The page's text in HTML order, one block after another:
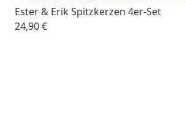
Ester & Erik Spitzkerzen 4er-Set
24,90 €